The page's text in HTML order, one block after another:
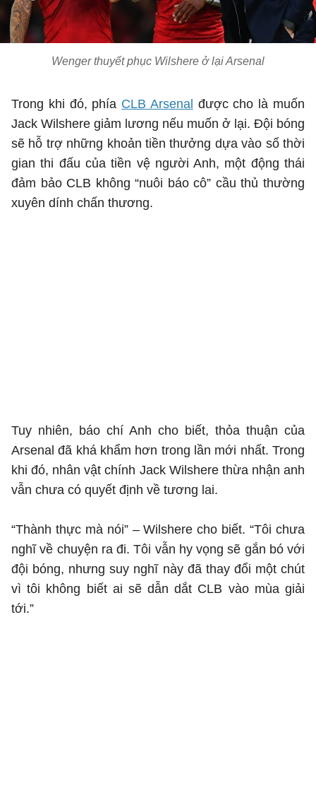
Wenger thuyết phục Wilshere ở lại Arsenal
Trong khi đó, phía CLB Arsenal được cho là muốn
Jack Wilshere giảm lương nếu muốn ở lại. Đội bóng
sẽ hỗ trợ những khoản tiền thưởng dựa vào số thời
gian thi đấu của tiền vệ người Anh, một động thái
đảm bảo CLB không “nuôi báo cô” cầu thủ thường
xuyên dính chấn thương.
Tuy nhiên, báo chí Anh cho biết, thỏa thuận của
Arsenal đã khá khẩm hơn trong lần mới nhất. Trong
khi đó, nhân vật chính Jack Wilshere thừa nhận anh
vẫn chưa có quyết định về tương lai.
“Thành thực mà nói” – Wilshere cho biết. “Tôi chưa
nghĩ về chuyện ra đi. Tôi vẫn hy vọng sẽ gắn bó với
đội bóng, nhưng suy nghĩ này đã thay đổi một chút
vì tôi không biết ai sẽ dẫn dắt CLB vào mùa giải
tới.”